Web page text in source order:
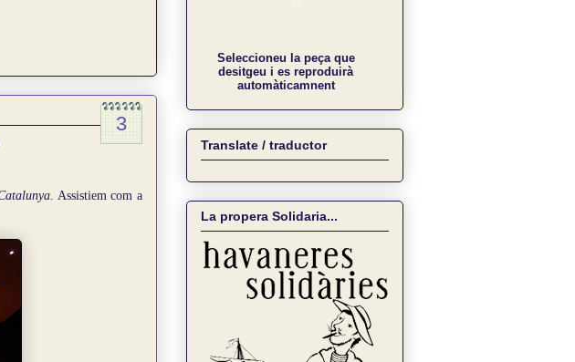
3
. Assistiem com a
Seleccioneu la peça que
desitgeu i es reproduirà
automàticamnent
Translate / traductor
La propera Solidaria...